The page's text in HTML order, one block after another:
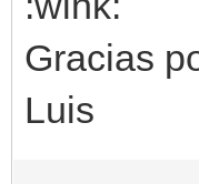
Gracias
Luis